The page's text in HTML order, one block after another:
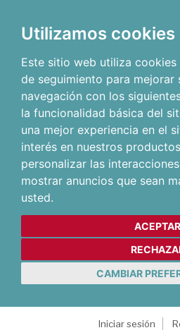
Utilizamos cookies
Este sitio web utiliza
de seguimiento para mejorar
navegación con los
la funcionalidad básica del
una mejor experiencia en el
interés en nuestros
personalizar las
mostrar anuncios que sean
usted.
ACEPTAR
CAMBIAR
Iniciar sesión